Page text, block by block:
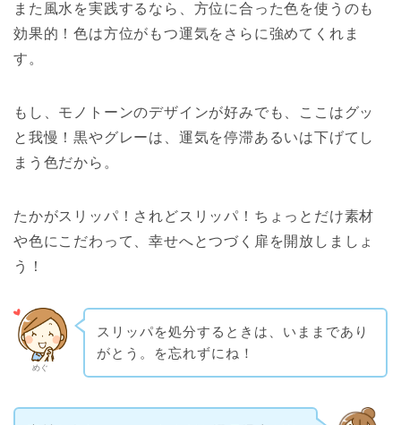
また風水を実践するなら、方位に合った色を使うのも
効果的！色は方位がもつ運気をさらに強めてくれま
す。
もし、モノトーンのデザインが好みでも、ここはグッ
と我慢！黒やグレーは、運気を停滞あるいは下げてし
まう色だから。
たかがスリッパ！されどスリッパ！ちょっとだけ素材
や色にこだわって、幸せへとつづく扉を開放しましょ
う！
めぐ
スリッパを処分するときは、いままであり
がとう。を忘れずにね！